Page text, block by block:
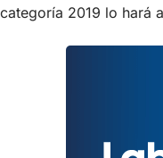
categoría 2019 lo hará